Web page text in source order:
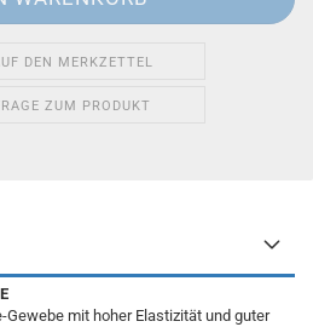
DEN MERKZETTEL
ZUM PRODUKT
mit hoher Elastizität und guter